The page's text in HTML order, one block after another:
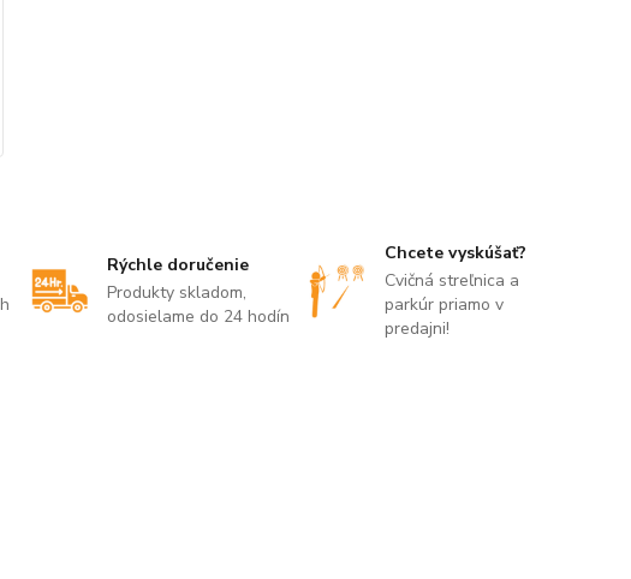
Rýchle doručenie
Produkty skladom,
odosielame do 24 hodín
Chcete vyskúšať?
Cvičná streľnica a
parkúr priamo v
predajni!